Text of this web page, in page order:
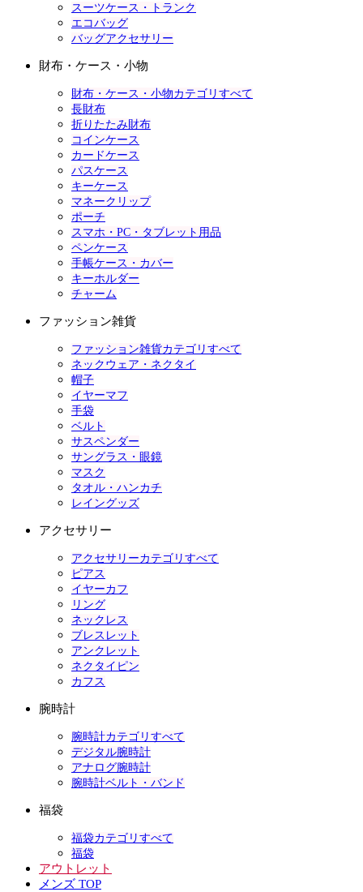
スーツケース・トランク
エコバッグ
バッグアクセサリー
財布・ケース・小物
財布・ケース・小物カテゴリすべて
長財布
折りたたみ財布
コインケース
カードケース
パスケース
キーケース
マネークリップ
ポーチ
スマホ・PC・タブレット用品
ペンケース
手帳ケース・カバー
キーホルダー
チャーム
ファッション雑貨
ファッション雑貨カテゴリすべて
ネックウェア・ネクタイ
帽子
イヤーマフ
手袋
ベルト
サスペンダー
サングラス・眼鏡
マスク
タオル・ハンカチ
レイングッズ
アクセサリー
アクセサリーカテゴリすべて
ピアス
イヤーカフ
リング
ネックレス
ブレスレット
アンクレット
ネクタイピン
カフス
腕時計
腕時計カテゴリすべて
デジタル腕時計
アナログ腕時計
腕時計ベルト・バンド
福袋
福袋カテゴリすべて
福袋
アウトレット
メンズ TOP